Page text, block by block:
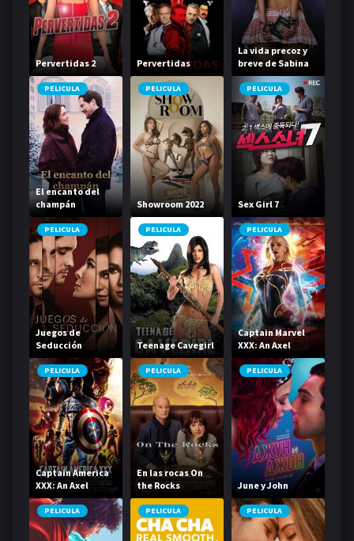
Pervertidas 2 Pervertidas
La vida precoz y
breve de Sabina
Rivas
PELICULA
El encanto del
champán
PELICULA
Showroom 2022
PELICULA
Sex Girl 7
PELICULA
Juegos de
Seducción
PELICULA
Teenage Cavegirl
PELICULA
Captain Marvel
XXX: An Axel
Braun Parody
PELICULA
Captain America
XXX: An Axel
Braun Parody
PELICULA
En las rocas On
the Rocks
PELICULA
June y John
PELICULA PELICULA PELICULA